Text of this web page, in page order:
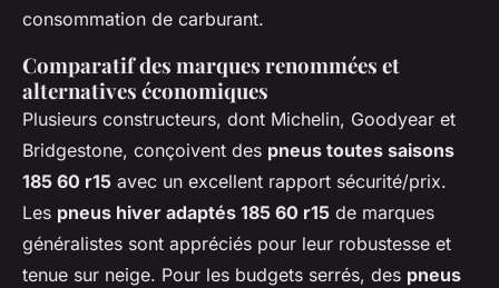
consommation de carburant.
Comparatif des marques renommées et
alternatives économiques
Plusieurs constructeurs, dont Michelin, Goodyear et
Bridgestone, conçoivent des pneus toutes saisons
185 60 r15 avec un excellent rapport sécurité/prix.
Les pneus hiver adaptés 185 60 r15 de marques
généralistes sont appréciés pour leur robustesse et
tenue sur neige. Pour les budgets serrés, des pneus